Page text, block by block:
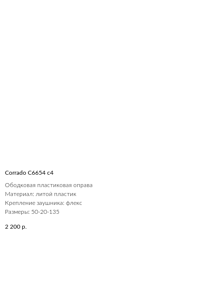
Corrado C6654 c4
Ободковая пластиковая оправа
Материал: литой пластик
Крепление заушника: флекс
Размеры: 50-20-135
2 200 р.